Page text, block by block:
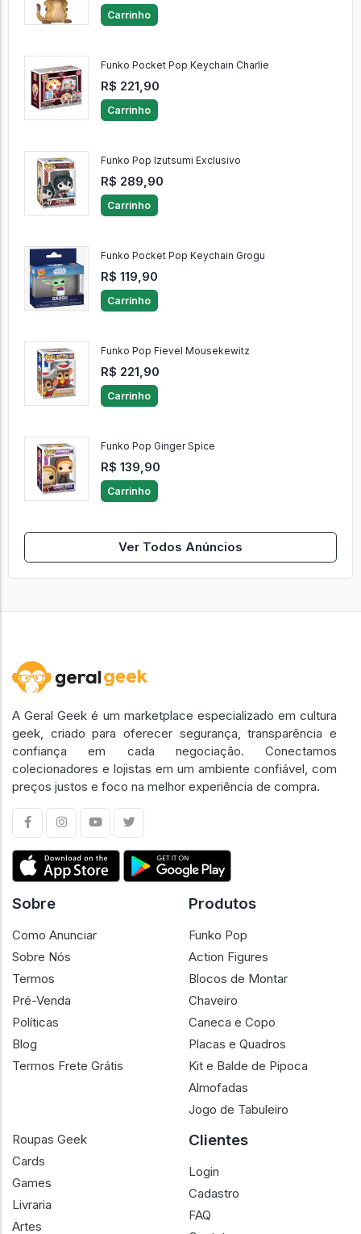
Carrinho
Funko Pocket Pop Keychain Charlie
R$ 221,90
Carrinho
Funko Pop Izutsumi Exclusivo
R$ 289,90
Carrinho
Funko Pocket Pop Keychain Grogu
R$ 119,90
Carrinho
Funko Pop Fievel Mousekewitz
R$ 221,90
Carrinho
Funko Pop Ginger Spice
R$ 139,90
Carrinho
Ver Todos Anúncios
A Geral Geek é um marketplace especializado em cultura
geek, criado para oferecer segurança, transparência e
confiança em cada negociação. Conectamos
colecionadores e lojistas em um ambiente confiável, com
preços justos e foco na melhor experiência de compra.
Sobre
Como Anunciar
Sobre Nós
Termos
Pré-Venda
Políticas
Blog
Termos Frete Grátis
Produtos
Funko Pop
Action Figures
Blocos de Montar
Chaveiro
Caneca e Copo
Placas e Quadros
Kit e Balde de Pipoca
Almofadas
Jogo de Tabuleiro
Roupas Geek
Cards
Games
Livraria
Artes
Clientes
Login
Cadastro
FAQ